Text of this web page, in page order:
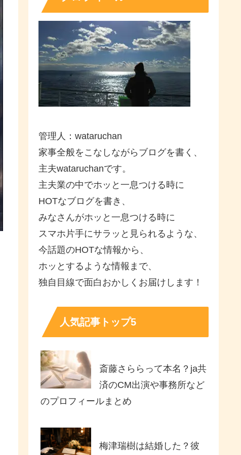
管理人：wataruchan
家事全般をこなしながらブログを書く、
主夫wataruchanです。
主夫業の中でホッと一息つける時に
HOTなブログを書き、
みなさんがホッと一息つける時に
スマホ片手にサラッと見られるような、
今話題のHOTな情報から、
ホッとするような情報まで、
独自目線で面白おかしくお届けします！
人気記事トップ5
斎藤さららって本名？ja共
済のCM出演や事務所など
のプロフィールまとめ
梅津瑞樹は結婚した？彼